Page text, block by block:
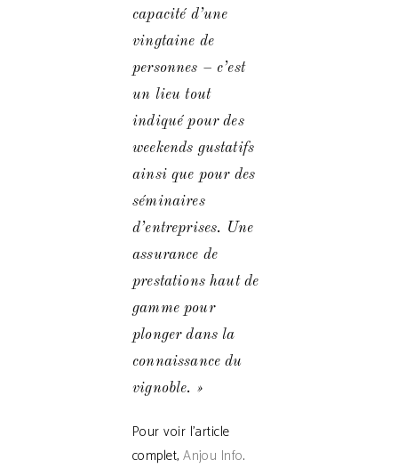
capacité d’une
vingtaine de
personnes – c’est
un lieu tout
indiqué pour des
weekends gustatifs
ainsi que pour des
séminaires
d’entreprises. Une
assurance de
prestations haut de
gamme pour
plonger dans la
connaissance du
vignoble. »
Pour voir l’article
complet,Anjou Info.